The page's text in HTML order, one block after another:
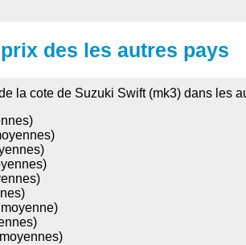
des les autres pays
la cote de Suzuki Swift (mk3) dans les